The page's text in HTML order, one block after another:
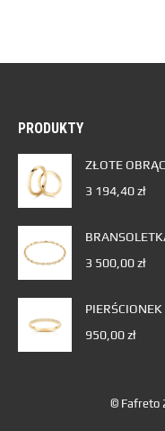
PRODUKTY
ZŁOTE
3 194,40zł
3 500,00zł
950,00zł
© Fafreto